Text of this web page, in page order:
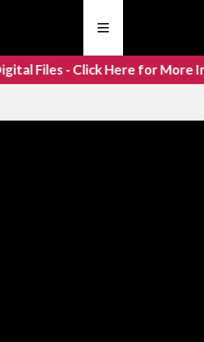
心者 / Beginner
習 / Practice
曲家 / Guitar Composer
曲 / Masterpieces
奏家 / Guitarist
作家 / Guitar Luthiers Maker
史 / The History of the
/ Events
リビア / Guitar Trivia
Here for More Info:)